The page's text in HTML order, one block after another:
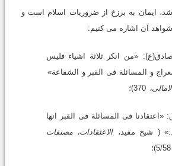
ایمان به برزخ از ضروریات اسلام است و
آن اشاره مى کنیم:
«من انکر ثلاثة اشیاء فلیس
و المسائلة فى القبر و الشفاعة»
فى المسائلة فى القبر انها
( شیخ مفید، الاعتقادات، مصنفات